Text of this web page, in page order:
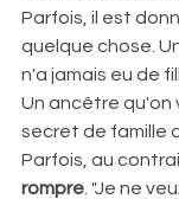
Parfois, il est
quelque chose.
n'a jamais eu de
Un ancêtre qu'on
secret de famille
Parfois, au
rompre . "Je ne